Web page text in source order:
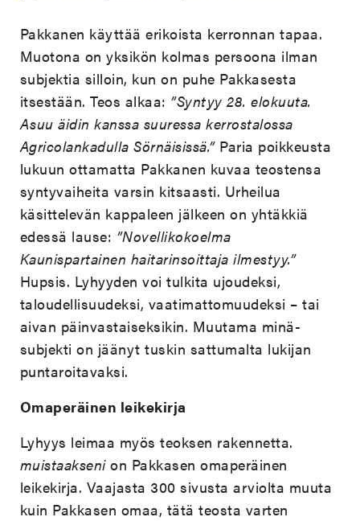
Pakkanen käyttää erikoista kerronnan tapaa.
Muotona on yksikön kolmas persoona ilman
subjektia silloin, kun on puhe Pakkasesta
itsestään. Teos alkaa: ”Syntyy 28. elokuuta.
Asuu äidin kanssa suuressa kerrostalossa
Agricolankadulla Sörnäisissä.”Paria poikkeusta
lukuun ottamatta Pakkanen kuvaa teostensa
syntyvaiheita varsin kitsaasti. Urheilua
käsittelevän kappaleen jälkeen on yhtäkkiä
edessä lause: ”Novellikokoelma
Kaunispartainen haitarinsoittaja ilmestyy.”
Hupsis. Lyhyyden voi tulkita ujoudeksi,
taloudellisuudeksi, vaatimattomuudeksi – tai
aivan päinvastaiseksikin. Muutama minä-
subjekti on jäänyt tuskin sattumalta lukijan
puntaroitavaksi.
Omaperäinen leikekirja
Lyhyys leimaa myös teoksen rakennetta.
muistaaksenion Pakkasen omaperäinen
leikekirja. Vaajasta 300 sivusta arviolta muuta
kuin Pakkasen omaa, tätä teosta varten